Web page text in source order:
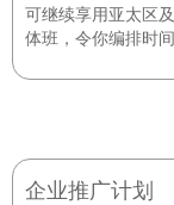
可继续享用亚太区
体班，令你编排时间
企业推广计划